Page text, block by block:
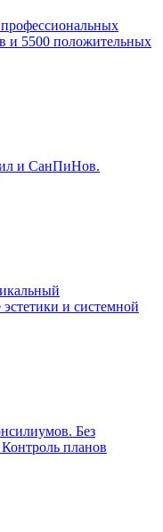
и 5500 положительных
и СанПиНов.
и системной
Без
планов